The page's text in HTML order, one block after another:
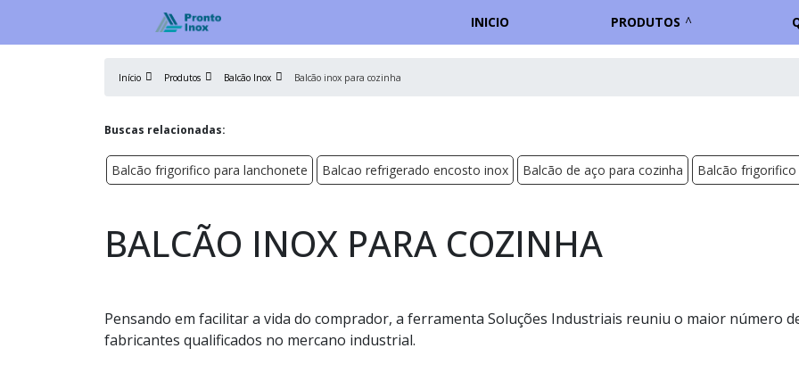
INICIO PRODUTOS
Início Produtos Balcão Inox Balcão inox para cozinha
Buscas relacionadas:
Balcão frigorifico para lanchonete Balcao refrigerado encosto inox Balcão de aço para cozinha Balcão frigorifico
BALCÃO INOX PARA COZINHA
Pensando em facilitar a vida do comprador, a ferramenta Soluções Industriais reuniu o maior número
fabricantes qualificados no mercano industrial.